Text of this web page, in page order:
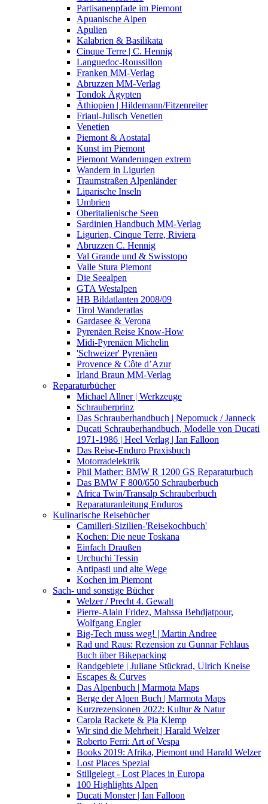
Partisanenpfade im Piemont
Apuanische Alpen
Apulien
Kalabrien & Basilikata
Cinque Terre | C. Hennig
Languedoc-Roussillon
Franken MM-Verlag
Abruzzen MM-Verlag
Tondok Ägypten
Äthiopien | Hildemann/Fitzenreiter
Friaul-Julisch Venetien
Venetien
Piemont & Aostatal
Kunst im Piemont
Piemont Wanderungen extrem
Wandern in Ligurien
Traumstraßen Alpenländer
Liparische Inseln
Umbrien
Oberitalienische Seen
Sardinien Handbuch MM-Verlag
Ligurien, Cinque Terre, Riviera
Abruzzen C. Hennig
Val Grande und & Swisstopo
Valle Stura Piemont
Die Seealpen
GTA Westalpen
HB Bildatlanten 2008/09
Tirol Wanderatlas
Gardasee & Verona
Pyrenäen Reise Know-How
Midi-Pyrenäen Michelin
'Schweizer' Pyrenäen
Provence & Côte d’Azur
Irland Braun MM-Verlag
Reparaturbücher
Michael Allner | Werkzeuge
Schrauberprinz
Das Schrauberhandbuch | Nepomuck / Janneck
Ducati Schrauberhandbuch, Modelle von Ducati
1971-1986 | Heel Verlag | Ian Falloon
Das Reise-Enduro Praxisbuch
Motorradelektrik
Phil Mather: BMW R 1200 GS Reparaturbuch
Das BMW F 800/650 Schrauberbuch
Africa Twin/Transalp Schrauberbuch
Reparaturanleitung Enduros
Kulinarische Reisebücher
Camilleri-Sizilien-'Reisekochbuch'
Kochen: Die neue Toskana
Einfach Draußen
Urchuchi Tessin
Antipasti und alte Wege
Kochen im Piemont
Sach- und sonstige Bücher
Welzer / Precht 4. Gewalt
Pierre-Alain Fridez, Mahssa Behdjatpour,
Wolfgang Engler
Big-Tech muss weg! | Martin Andree
Rad und Raus: Rezension zu Gunnar Fehlaus
Buch über Bikepacking
Randgebiete | Juliane Stückrad, Ulrich Kneise
Escapes & Curves
Das Alpenbuch | Marmota Maps
Berge der Alpen Buch | Marmota Maps
Kurzrezensionen 2022: Kultur & Natur
Carola Rackete & Pia Klemp
Wir sind die Mehrheit | Harald Welzer
Roberto Ferri: Art of Vespa
Books 2019: Afrika, Piemont und Harald Welzer
Lost Places Spezial
Stillgelegt - Lost Places in Europa
100 Highlights Alpen
Ducati Monster | Ian Falloon